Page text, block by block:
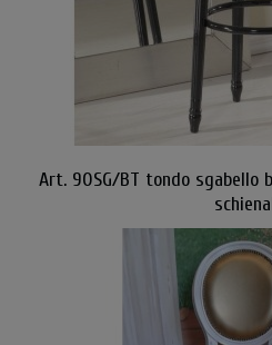
Art. 90SG/BT tondo sgabello